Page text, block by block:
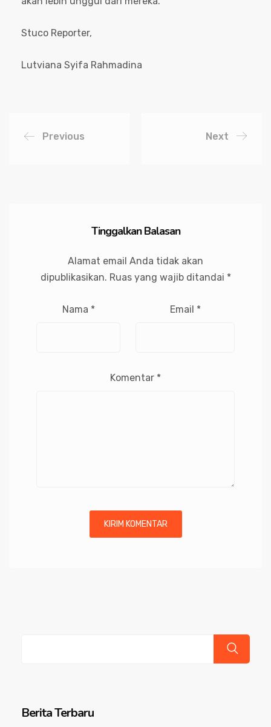
Stuco Reporter,
Lutviana Syifa Rahmadina
Previous Next
Tinggalkan Balasan
Alamat email Anda tidak akan
dipublikasikan. Ruas yang wajib ditandai *
Nama * Email *
Komentar *
Berita Terbaru